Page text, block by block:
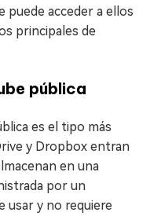
puede acceder a ellos
principales de
pública
es el tipo más
y Dropbox entran
en una
por un
usar y no requiere